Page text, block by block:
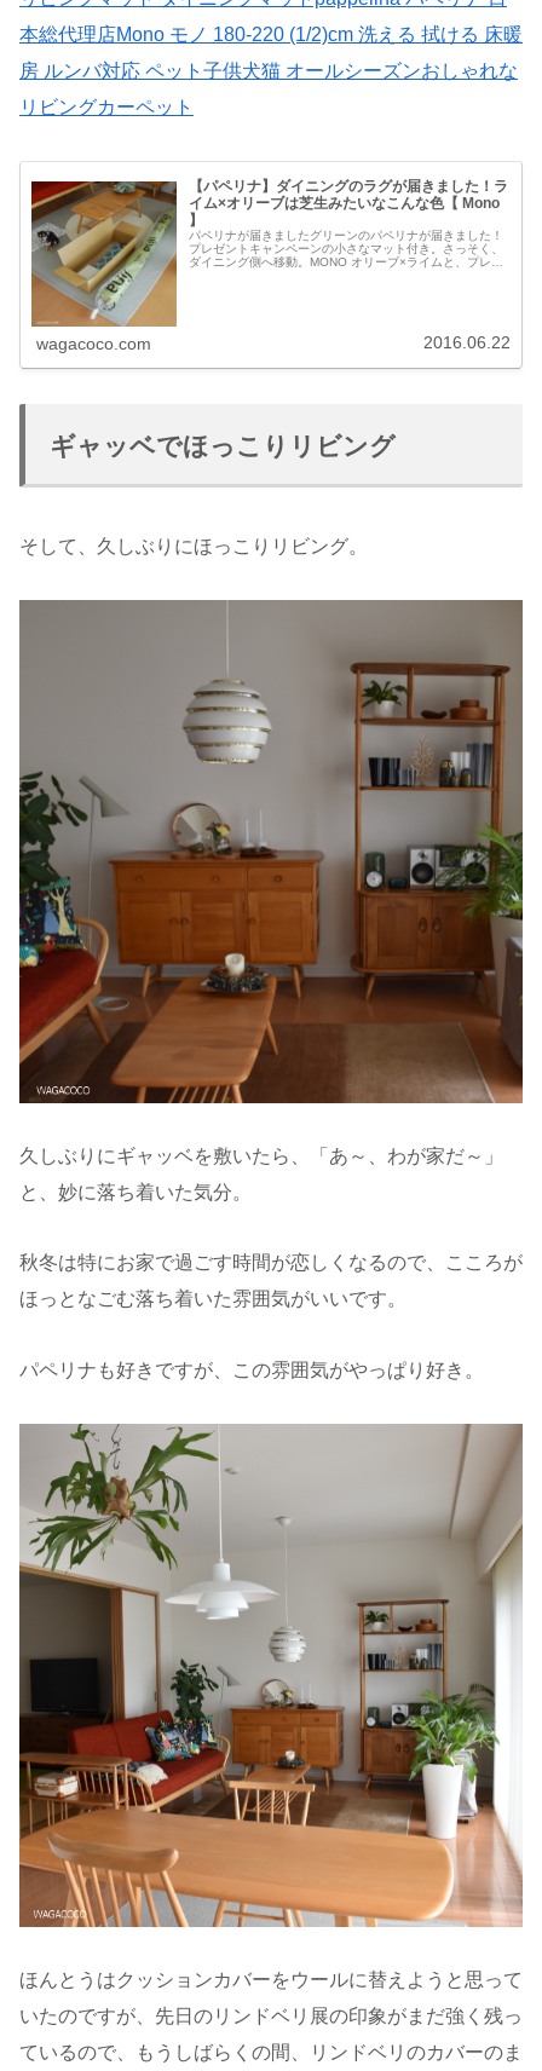
本総代理店Mono モノ 180-220 (1/2)cm 洗える 拭ける 床暖
房 ルンバ対応 ペット子供犬猫 オールシーズンおしゃれな
リビングカーペット
【パペリナ】ダイニングのラグが届きました！ラ
イム×オリーブは芝生みたいなこんな色【 Mono
】
パペリナが届きましたグリーンのパペリナが届きました！
プレゼントキャンペーンの小さなマット付き。さっそく、
ダイニング側へ移動。MONO オリーブ×ライムと、プレゼ
wagacoco.com 2016.06.22
ギャッベでほっこりリビング
そして、久しぶりにほっこりリビング。
久しぶりにギャッベを敷いたら、「あ～、わが家だ～」
と、妙に落ち着いた気分。
秋冬は特にお家で過ごす時間が恋しくなるので、こころが
ほっとなごむ落ち着いた雰囲気がいいです。
パペリナも好きですが、この雰囲気がやっぱり好き。
ほんとうはクッションカバーをウールに替えようと思って
いたのですが、先日のリンドベリ展の印象がまだ強く残っ
ているので、もうしばらくの間、リンドベリのカバーのま